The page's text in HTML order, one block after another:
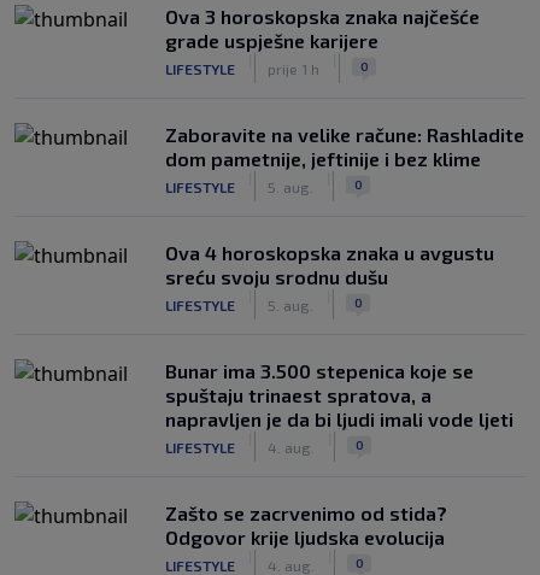
Ova 3 horoskopska znaka najčešće
grade uspješne karijere
LIFESTYLE prije 1 h 0
Zaboravite na velike račune: Rashladite
dom pametnije, jeftinije i bez klime
LIFESTYLE 5. aug. 0
Ova 4 horoskopska znaka u avgustu
sreću svoju srodnu dušu
LIFESTYLE 5. aug. 0
Bunar imа 3.500 stepenica koje se
spuštaju trinaest spratova, a
napravljen je da bi ljudi imali vode ljeti
LIFESTYLE 4. aug. 0
Zašto se zacrvenimo od stida?
Odgovor krije ljudska evolucija
LIFESTYLE 4. aug. 0